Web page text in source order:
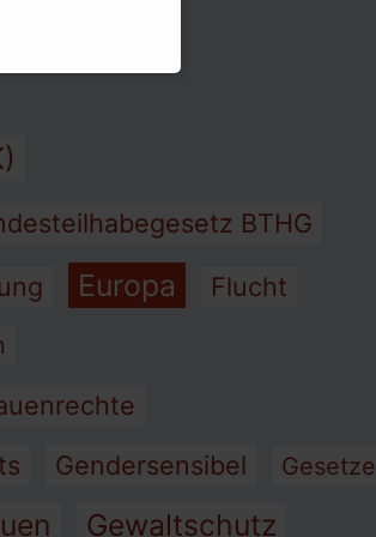
BTHG
Europa Flucht
Gendersensibel Gesetze
Gewaltschutz